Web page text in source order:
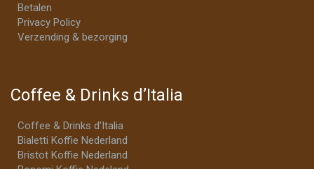
Betalen
Privacy Policy
Verzending & bezorging
Coffee & Drinks d’Italia
Coffee & Drinks d’Italia
Bialetti Koffie Nederland
Bristot Koffie Nederland